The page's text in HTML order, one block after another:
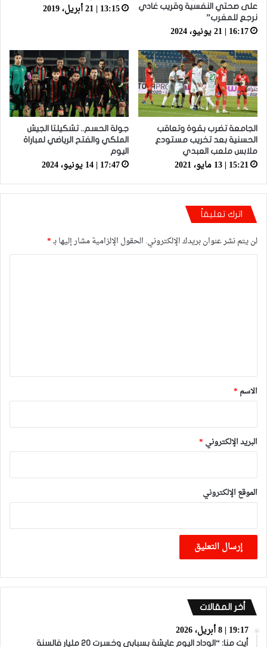
على صحتي النفسية وقريب غادي
نرجع للمغرب”
16:17 | 21 يونيو، 2024
13:15 | 21 أبريل، 2019
الجامعة تضرب بقوة وتعاقب
الحسنية بعد تخريب مستودع
ملابس ملعب العبدي
15:21 | 13 مايو، 2021
جولة الحسم.. تشكيلتا الجيش
الملكي والفتح الرياضي لمباراة
اليوم
17:47 | 14 يونيو، 2024
اترك تعليقاً
لن يتم نشر عنوان بريدك الإلكتروني. الحقول الإلزامية مشار إليها بـ*
*
الاسم *
البريد الإلكتروني *
الموقع الإلكتروني
أخر المقالات
19:17 | 8 أبريل، 2026
أيت منا: “الوداد اليوم عايشة بسبابي وخسرت 20 مليار فالسنة